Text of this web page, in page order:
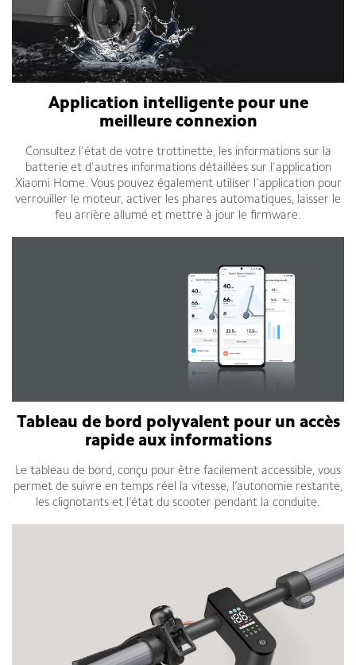
Application intelligente pour une
meilleure connexion
Consultez l'état de votre trottinette, les informations sur la
batterie et d'autres informations détaillées sur l'application
Xiaomi Home. Vous pouvez également utiliser l'application pour
verrouiller le moteur, activer les phares automatiques, laisser le
feu arrière allumé et mettre à jour le firmware.
Tableau de bord polyvalent pour un accès
rapide aux informations
Le tableau de bord, conçu pour être facilement accessible, vous
permet de suivre en temps réel la vitesse, l’autonomie restante,
les clignotants et l’état du scooter pendant la conduite.